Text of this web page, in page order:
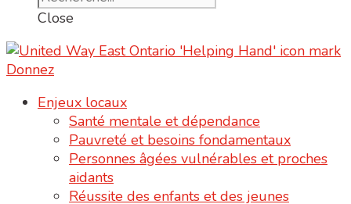
Close
Donnez
Enjeux locaux
Santé mentale et dépendance
Pauvreté et besoins fondamentaux
Personnes âgées vulnérables et proches
aidants
Réussite des enfants et des jeunes